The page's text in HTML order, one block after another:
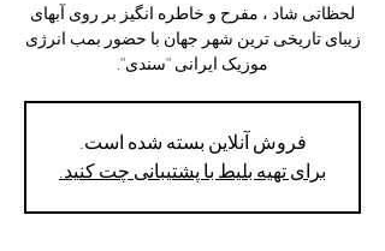
لحظاتی شاد ، مفرح و خاطره انگیز بر روی آبهای
زیبای تاریخی ترین شهر جهان با حضور بمب انرژی
موزیک ایرانی "سندی".
فروش آنلاین بسته شده است.
برای تهیه بلیط با پشتیبانی چت کنید.